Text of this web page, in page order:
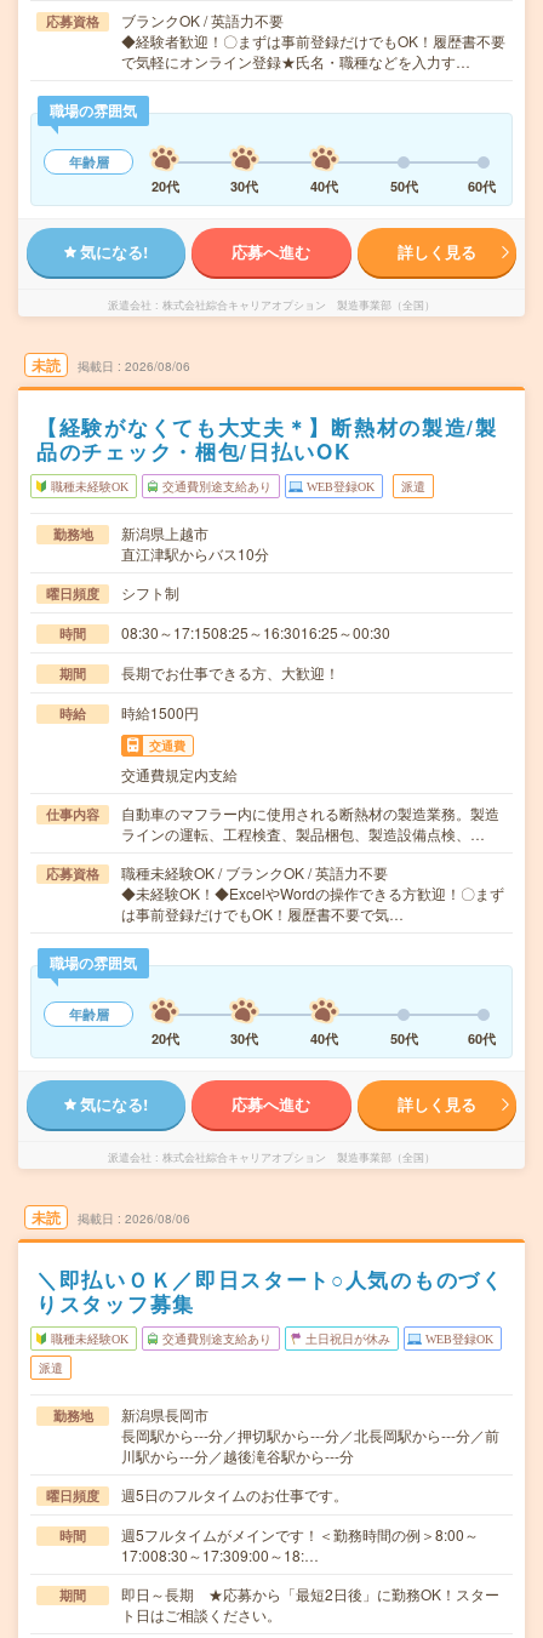
応募資格
ブランクOK / 英語力不要
◆経験者歓迎！〇まずは事前登録だけでもOK！履歴書不要
で気軽にオンライン登録★氏名・職種などを入力す…
職場の雰囲気
年齢層
20代
30代 40代 50代 60代
気になる! 応募へ進む 詳しく見る
派遣会社 株式会社綜合キャリアオプション 製造事業部（全国）
未読 掲載日 2026/08/06
【経験がなくても大丈夫＊】断熱材の製造/製
品のチェック・梱包/日払いOK
職種未経験OK 交通費別途支給あり WEB登録OK 派遣
勤務地
新潟県上越市
直江津駅からバス10分
曜日頻度 シフト制
時間 08:30～17:1508:25～16:3016:25～00:30
期間 長期でお仕事できる方、大歓迎！
時給 時給1500円
交通費
交通費規定内支給
仕事内容
自動車のマフラー内に使用される断熱材の製造業務。製造
ラインの運転、工程検査、製品梱包、製造設備点検、…
応募資格
職種未経験OK / ブランクOK / 英語力不要
◆未経験OK！◆ExcelやWordの操作できる方歓迎！〇まず
は事前登録だけでもOK！履歴書不要で気…
職場の雰囲気
年齢層
20代
30代 40代 50代 60代
気になる! 応募へ進む 詳しく見る
派遣会社 株式会社綜合キャリアオプション 製造事業部（全国）
未読 掲載日 2026/08/06
＼即払いＯＫ／即日スタート○人気のものづく
りスタッフ募集
職種未経験OK 交通費別途支給あり 土日祝日が休み WEB登録OK
派遣
勤務地
新潟県長岡市
長岡駅から---分／押切駅から---分／北長岡駅から---分／前
川駅から---分／越後滝谷駅から---分
曜日頻度 週5日のフルタイムのお仕事です。
時間
週5フルタイムがメインです！＜勤務時間の例＞8:00～
17:008:30～17:309:00～18:…
期間
即日～長期 ★応募から「最短2日後」に勤務OK！スター
ト日はご相談ください。